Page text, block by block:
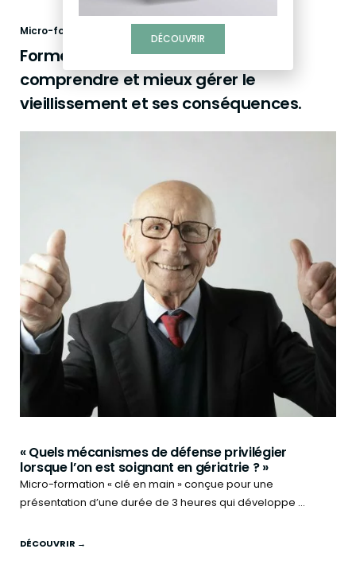
Micro-formations
Formez-vous en autonomie pour
comprendre et mieux gérer le
vieillissement et ses conséquences.
« Quels mécanismes de défense privilégier
lorsque l’on est soignant en gériatrie ? »
Micro-formation « clé en main » conçue pour une
présentation d’une durée de 3 heures qui développe ...
DÉCOUVRIR →
DÉCOUVRIR